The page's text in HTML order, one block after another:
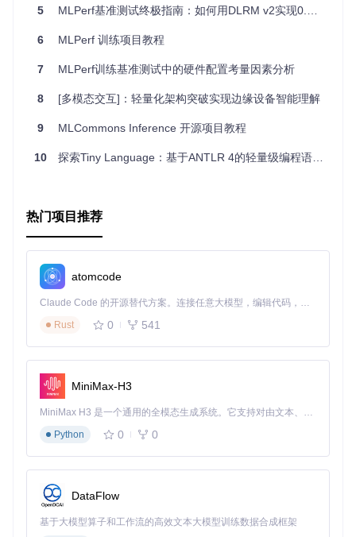
全球开发者一起探索嵌入式设备深度学习的无限可能吧！
5 MLPerf基准测试终极指南：如何用DLRM v2实现0.8030的AUROC指标
6 MLPerf 训练项目教程
7 MLPerf训练基准测试中的硬件配置考量因素分析
8 [多模态交互]：轻量化架构突破实现边缘设备智能理解
9 MLCommons Inference 开源项目教程
10 探索Tiny Language：基于ANTLR 4的轻量级编程语言构建之旅
热门项目推荐
atomcode
Claude Code 的开源替代方案。连接任意大模型，编辑代码，运行命令，自动验证 — 全自动执行。用 Rust 构建，极致性能。 ｜ An open-source alternative to Claude Code. Connect any LLM, edit code, run commands, and verify changes — autonomously. Built in Rust for speed. Get Started
Rust
0 541
MiniMax-H3
MiniMax H3 是一个通用的全模态生成系统。它支持对由文本、图像、视频和音频组成的多模态上下文进行统一理解，并能生成分辨率高达 2K、时长可达 15 秒的带原生立体声音频的视频。得益于面向任务泛化的系统设计，H3 在预训练阶段就已具备广泛的多模态上下文理解与生成能力，能够出色地执行复杂的多模态指令。
Python
0 0
DataFlow
基于大模型算子和工作流的高效文本大模型训练数据合成框架